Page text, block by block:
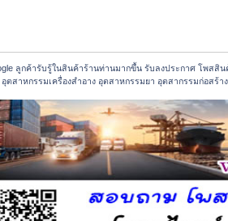
ลูกค้ารับรู้ในสินค้าร้านท่านมากขึ้น รับลงประกาศ โพสสิ
สาหกรรมเครื่องสำอาง อุตสาหกรรมยา อุตสากรรมก่อสร้า